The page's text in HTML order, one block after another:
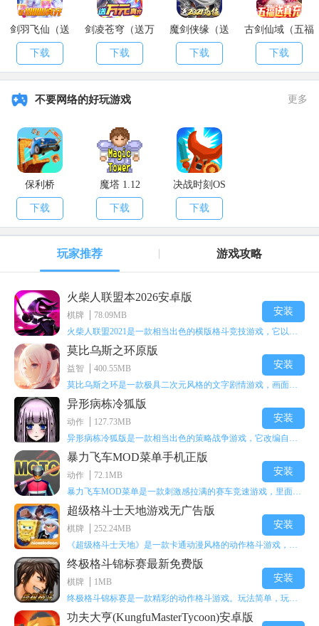
异兽物品。
指定小动物别接，运气不好，你挖3组材料可能都不出你要的动
物。
你得不到的东西别接，接之前，点开合成，看看自己能不能做。
悬赏任务怎么交?
点开你的任务栏，找到你的悬赏任务，点一下，右边会有个交
付。
以上就是本期 APK8小编为各位小伙伴们带来的攻略了，希望大家
能够喜欢哦。来 APK8安卓网 ，你想玩的游戏全都在这里。
剑羽飞仙（送
10000真充）
下载
剑凌苍穹（送万
元真充）
下载
魔剑侠缘（送
2021充值）
下载
古剑仙域（五福
送真充）
下载
不要网络的好玩游戏 更多
保利桥
下载
魔塔 1.12
下载
决战时刻OS
下载
玩家推荐 游戏攻略
火柴人联盟本2026安卓版
棋牌
78.09MB
安装
莫比乌斯之环原版
益智
400.55MB
安装
异形病栋冷狐版
动作
127.73MB
安装
暴力飞车MOD菜单手机正版
动作
72.1MB
安装
超级格斗士天地游戏无广告版
棋牌
252.24MB
安装
终极格斗锦标赛最新免费版
棋牌
1MB
安装
功夫大亨(KungfuMasterTycoon)安卓版